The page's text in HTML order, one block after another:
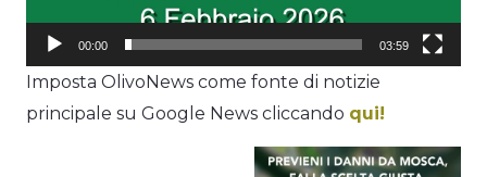
00:00 03:59
Imposta OlivoNews come fonte di notizie
principale su Google News cliccando qui!